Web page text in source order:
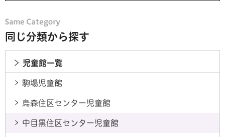
同じ分類から探す
児童館一覧
駒場児童館
烏森住区センター児童館
中目黒住区センター児童館